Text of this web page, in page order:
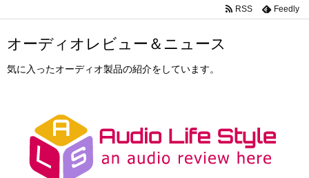
オーディオレビュー＆ニュース
気に入ったオーディオ製品の紹介をしています。
RSS Feedly